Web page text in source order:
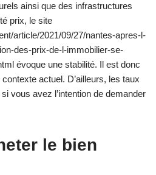
ainsi que des infrastructures
prix, le site
article/2021/09/27/nantes-apres-l-
des-prix-de-l-immobilier-se-
évoque une stabilité. Il est donc
actuel. D’ailleurs, les taux
vous avez l’intention de demander
le bien